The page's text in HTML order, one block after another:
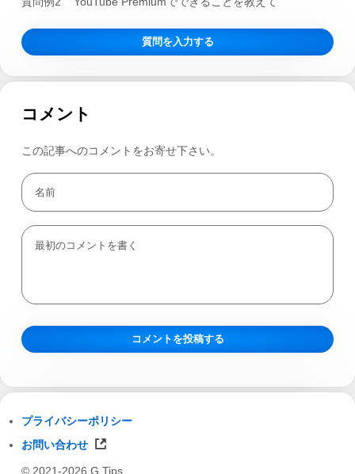
質問を入力する
コメント
この記事へのコメントをお寄せ下さい。
プライバシーポリシー
お問い合わせ
© 2021-2026 G Tips